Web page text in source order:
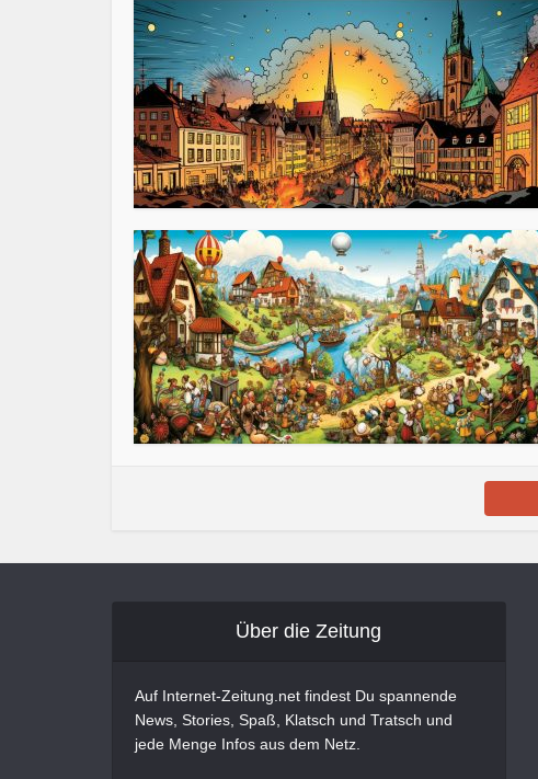
Über die Zeitung
Auf Internet-Zeitung.net findest Du spannende
News, Stories, Spaß, Klatsch und Tratsch und
jede Menge Infos aus dem Netz.